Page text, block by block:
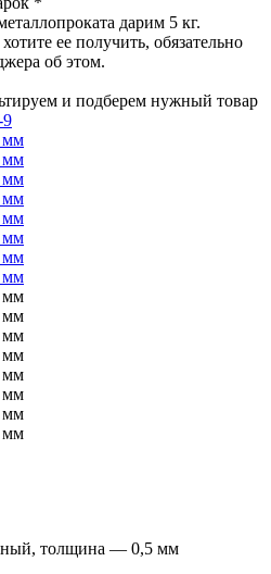
дарим 5 кг.
ее получить, обязательно
об этом.
и подберем нужный товар
9
толщина — 0,5 мм